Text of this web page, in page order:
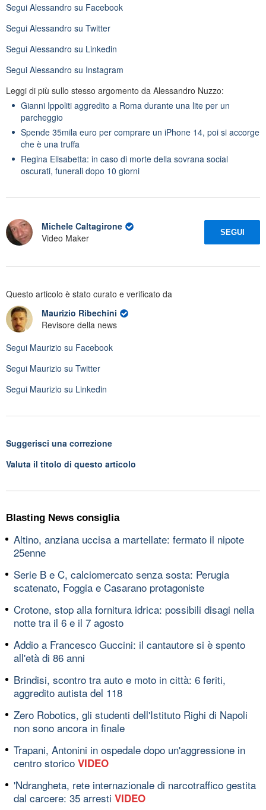
Segui Alessandro su Facebook
Segui Alessandro su Twitter
Segui Alessandro su Linkedin
Segui Alessandro su Instagram
Leggi di più sullo stesso argomento da Alessandro Nuzzo:
Gianni Ippoliti aggredito a Roma durante una lite per un
parcheggio
Spende 35mila euro per comprare un iPhone 14, poi si accorge
che è una truffa
Regina Elisabetta: in caso di morte della sovrana social
oscurati, funerali dopo 10 giorni
Michele Caltagirone
Video Maker
SEGUI
Questo articolo è stato curato e verificato da
Maurizio Ribechini
Revisore della news
Segui Maurizio su Facebook
Segui Maurizio su Twitter
Segui Maurizio su Linkedin
Suggerisci una correzione
Valuta il titolo di questo articolo
Blasting News consiglia
Altino, anziana uccisa a martellate: fermato il nipote
25enne
Serie B e C, calciomercato senza sosta: Perugia
scatenato, Foggia e Casarano protagoniste
Crotone, stop alla fornitura idrica: possibili disagi nella
notte tra il 6 e il 7 agosto
Addio a Francesco Guccini: il cantautore si è spento
all'età di 86 anni
Brindisi, scontro tra auto e moto in città: 6 feriti,
aggredito autista del 118
Zero Robotics, gli studenti dell'Istituto Righi di Napoli
non sono ancora in finale
Trapani, Antonini in ospedale dopo un'aggressione in
centro storico VIDEO
'Ndrangheta, rete internazionale di narcotraffico gestita
dal carcere: 35 arresti VIDEO